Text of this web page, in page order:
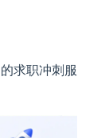
求职冲刺服